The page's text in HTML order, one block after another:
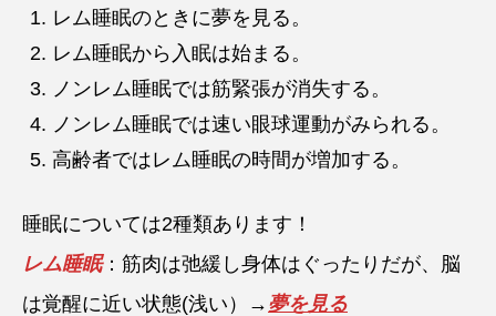
レム睡眠のときに夢を見る。
レム睡眠から入眠は始まる。
ノンレム睡眠では筋緊張が消失する。
ノンレム睡眠では速い眼球運動がみられる。
高齢者ではレム睡眠の時間が増加する。
睡眠については2種類あります！
レム睡眠：筋肉は弛緩し身体はぐったりだが、脳
は覚醒に近い状態(浅い）→ 夢を見る